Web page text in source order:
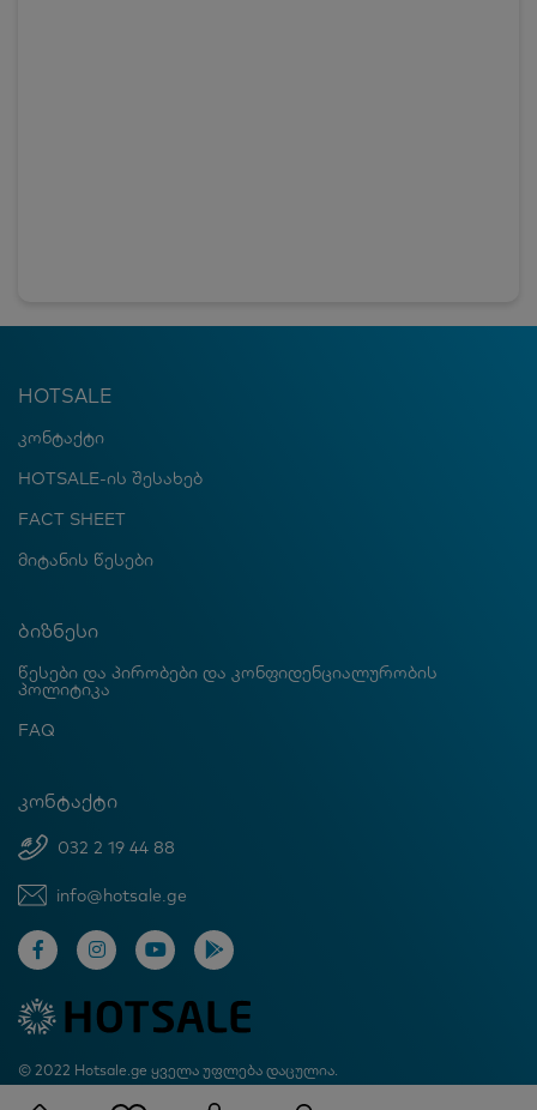
HOTSALE
კონტაქტი
HOTSALE-ის შესახებ
FACT SHEET
მიტანის წესები
ბიზნესი
წესები და პირობები და კონფიდენციალურობის
პოლიტიკა
FAQ
კონტაქტი
032 2 19 44 88
info@hotsale.ge
© 2022 Hotsale.ge ყველა უფლება დაცულია.